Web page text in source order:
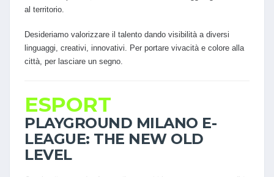
al territorio.
Desideriamo valorizzare il talento dando visibilità a diversi
linguaggi, creativi, innovativi. Per portare vivacità e colore alla
città, per lasciare un segno.
ESPORT
PLAYGROUND MILANO E-
LEAGUE: THE NEW OLD
LEVEL